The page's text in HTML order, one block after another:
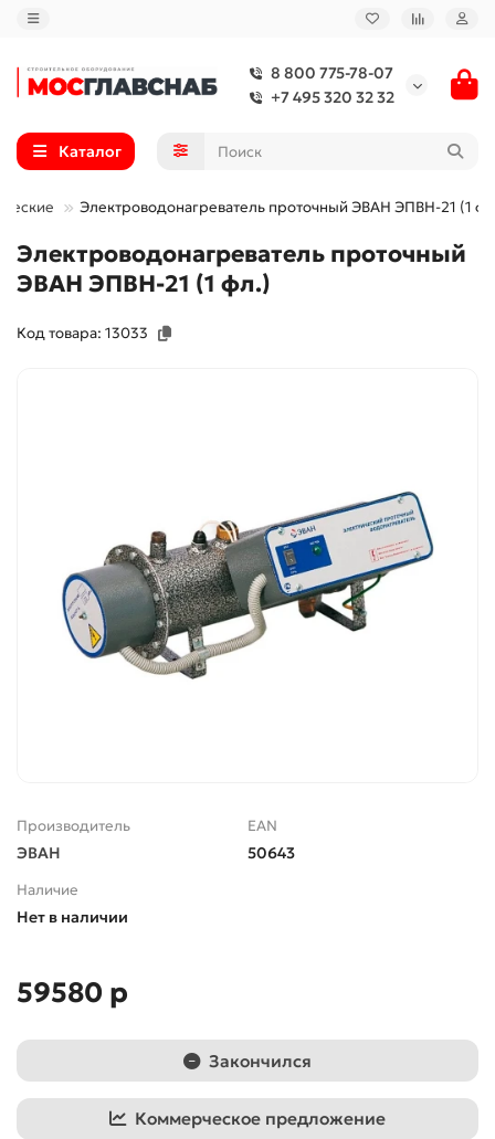
8 800 775-78-07
+7 495 320 32 32
Каталог
Электроводонагреватель проточный ЭВАН ЭПВН-21 (1
Электроводонагреватель проточный
ЭВАН ЭПВН-21 (1 фл.)
Код товара: 13033
Производитель
ЭВАН
EAN
50643
Наличие
Нет в наличии
59580 р
Закончился
Коммерческое предложение